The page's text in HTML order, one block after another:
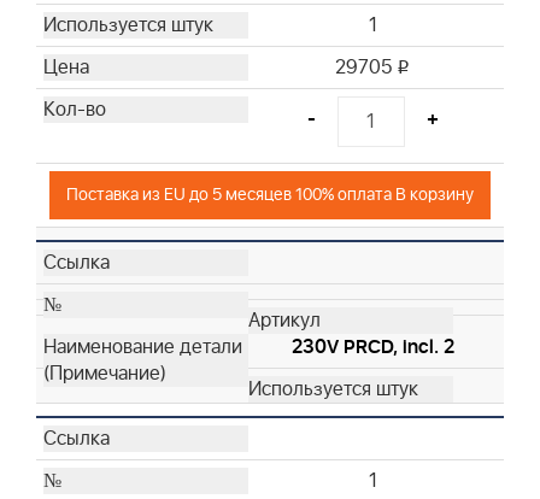
1
29705 i
- +
Поставка из EU до 5 месяцев 100% оплата В корзину
230V PRCD, incl. 2
1